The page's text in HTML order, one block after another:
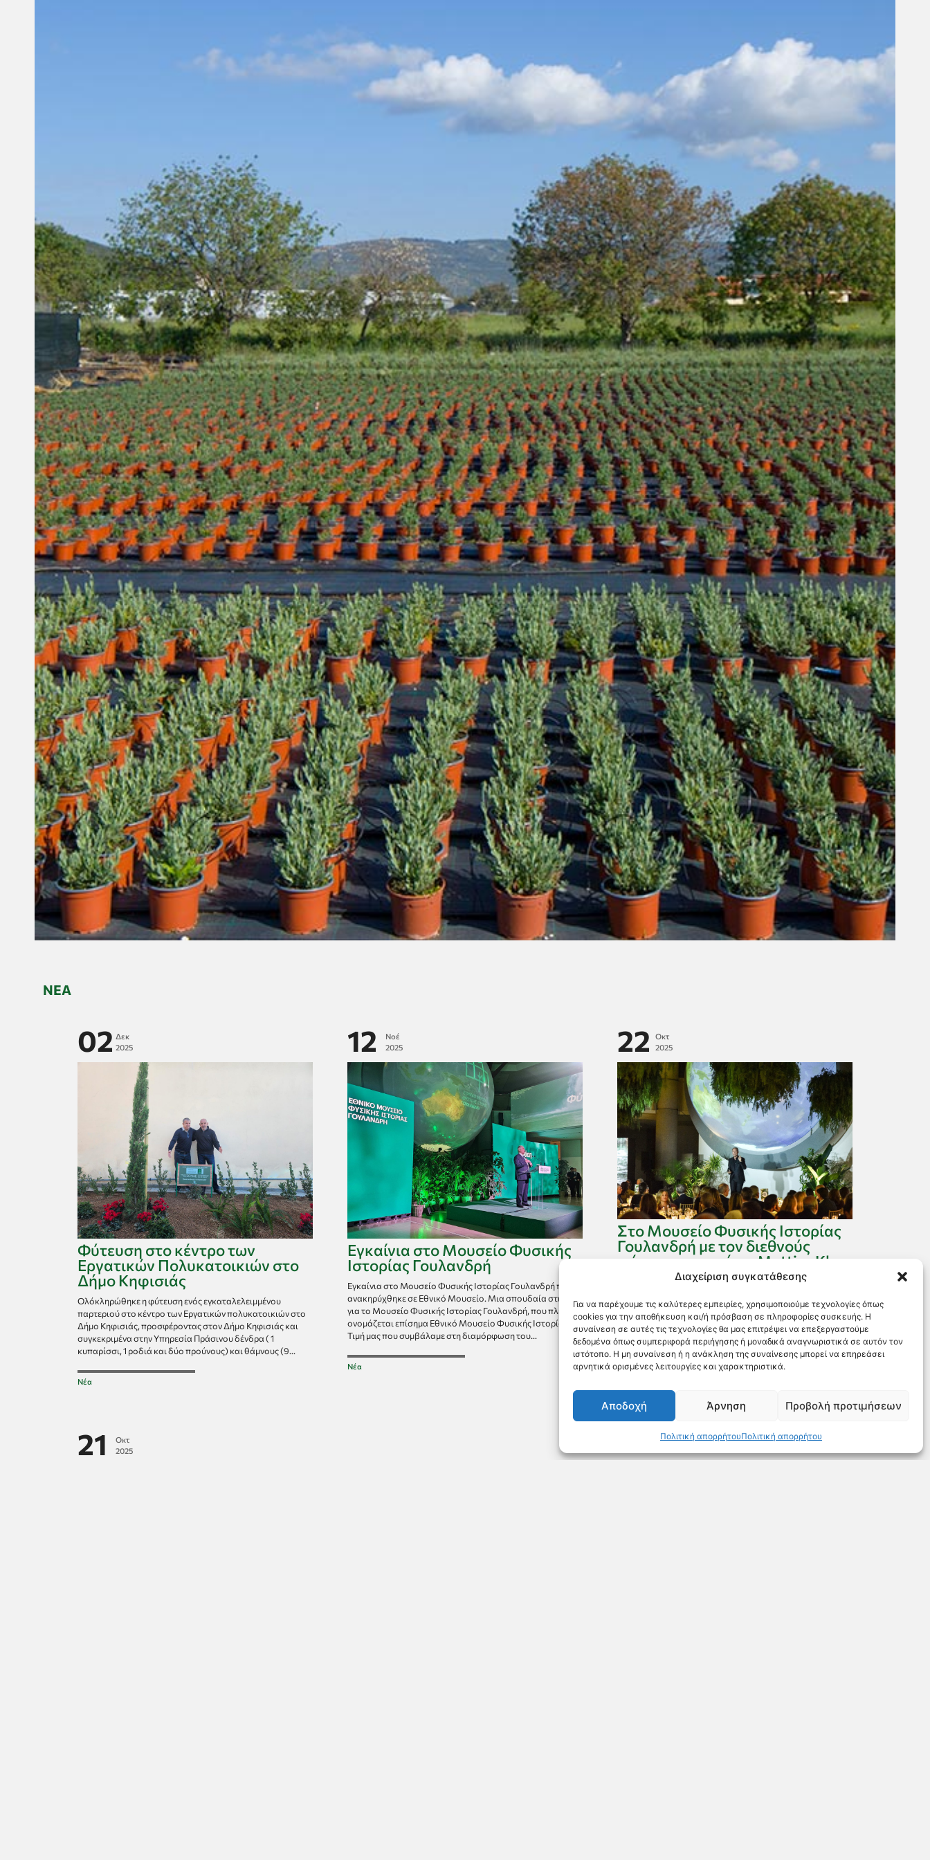
Διαχείριση συγκατάθεσης
Για να παρέχουμε τις καλύτερες εμπειρίες, χρησιμοποιούμε τεχνολογίες όπως
cookies για την αποθήκευση και/ή πρόσβαση σε πληροφορίες συσκευής. Η
συναίνεση σε αυτές τις τεχνολογίες θα μας επιτρέψει να επεξεργαστούμε
δεδομένα όπως συμπεριφορά περιήγησης ή μοναδικά αναγνωριστικά σε αυτόν τον
ιστότοπο. Η μη συναίνεση ή η ανάκληση της συναίνεσης μπορεί να επηρεάσει
αρνητικά ορισμένες λειτουργίες και χαρακτηριστικά.
Αποδοχή Άρνηση Προβολή προτιμήσεων
Πολιτική απορρήτουΠολιτική απορρήτου
ΝΈΑ
02 Δεκ
2025
Φύτευση στο κέντρο των
Εργατικών Πολυκατοικιών στο
Δήμο Κηφισιάς
Ολόκληρώθηκε η φύτευση ενός εγκαταλελειμμένου
παρτεριού στο κέντρο των Εργατικών πολυκατοικιών στο
Δήμο Κηφισιάς, προσφέροντας στον Δήμο Κηφισιάς και
συγκεκριμένα στην Υπηρεσία Πράσινου δένδρα ( 1
κυπαρίσσι, 1 ροδιά και δύο προύνους) και θάμνους (9...
Νέα
12
Νοέ
2025
Εγκαίνια στο Μουσείο Φυσικής
Ιστορίας Γουλανδρή
Εγκαίνια στο Μουσείο Φυσικής Ιστορίας Γουλανδρή που
ανακηρύχθηκε σε Εθνικό Μουσείο. Μια σπουδαία στιγμή
για το Μουσείο Φυσικής Ιστορίας Γουλανδρή, που πλέον
ονομάζεται επίσημα Εθνικό Μουσείο Φυσικής Ιστορίας.
Τιμή μας που συμβάλαμε στη διαμόρφωση του...
Νέα
22
Οκτ
2025
Στο Μουσείο Φυσικής Ιστορίας
Γουλανδρή με τον διεθνούς
φήμης φωτογράφο Mattias Klum
ΧΟΡΗΓΙΑ στο Μουσείο Φυσικής Ιστορίας Γουλανδρη με
Mattias Klum. Μια βραδιά αφιερωμένη στη φύση και το
περιβάλλον, στο Μουσείο Φυσικής Ιστορίας Γουλανδρή, με
ομιλητή τον διεθνούς φήμης φωτογράφο...
21
Οκτ
2025